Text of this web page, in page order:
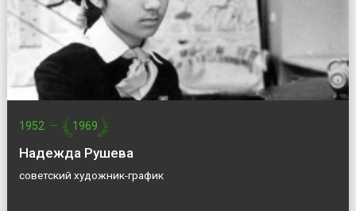
1952 — 1969
Надежда Рушева
советский художник-график